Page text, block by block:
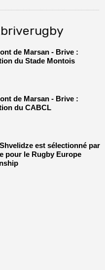
de Marsan - Brive :
du Stade Montois
de Marsan - Brive :
du CABCL
est sélectionné par
pour le Rugby Europe